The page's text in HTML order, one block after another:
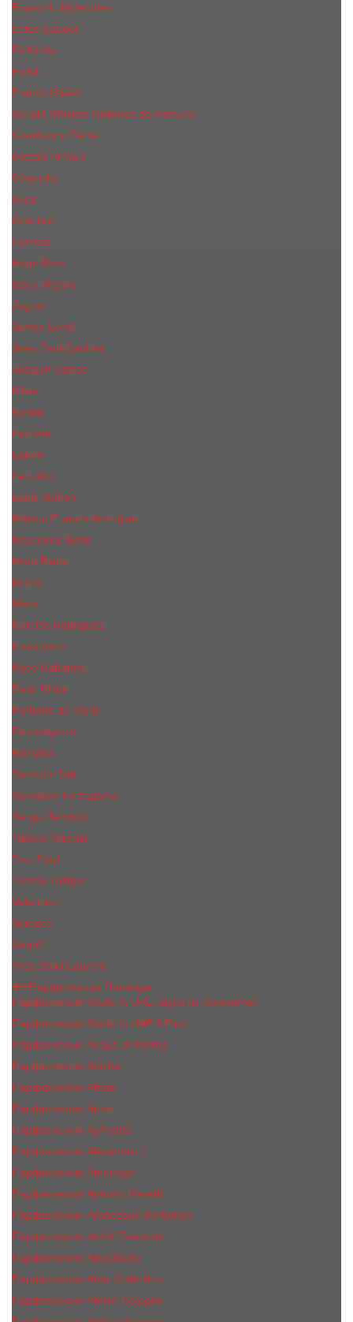
Escentric Molecules
Еsteе Lаudеr
Ex Nihilo
Fendi
Franck Olivier
Gerald Ghislain Histoires de Parfums
Gianfranco Ferre
Giorgio Armani
Givenchy
Gucci
Guerlain
Hermes
Hugo Boss
Issey Miyake
Jaguar
James Bond
Jean Paul Gaultier
Joaquin Сortes
Kilian
Kenzo
Lacoste
Lanvin
Le Labo
Louis Vuitton
Maison Francis Kurkdjian
Mercedes-Benz
Mont Blanc
M.А.C.
Mexx
Narciso Rodriguez
Nasomatto
Paco Rabanne
Paris Hilton
Parfums de Marly
Penhaligon​'s
RicHarD
Salvador Dali
Salvatore Ferragamo
Sergio Tacchini
Tiziana Terenzi
Tom Ford
Tommy Hilfiger
Valentino
Versace
Xerjoff
Yves Saint Laurent
Парфюмерия Премиум
Парфюмерия Made In UAE (Духи из Эмиратов)
Парфюмерия Made In UAE A Plus
Парфюмерия Acqua Di Parma
Парфюмерия Adisha
Парфюмерия Afnan
Парфюмерия Ajmal
Парфюмерия Aj Arabia
Парфюмерия Alexandre J.
Парфюмерия Amouage
Парфюмерия Antonio Maretti
Парфюмерия Arabesque Perfumes
Парфюмерия Ard Al Zaafaran
Парфюмерия ArteOlfatto
Парфюмерия Attar Collection
Парфюмерия Atelier Cologne